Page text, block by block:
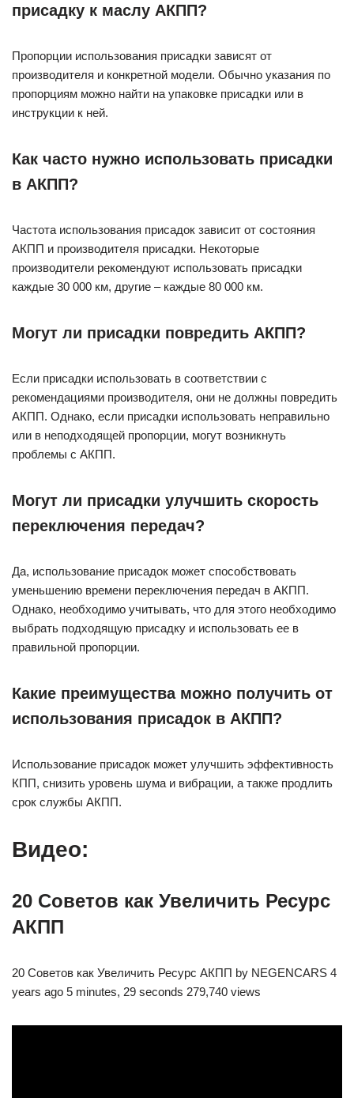
присадку к маслу АКПП?
Пропорции использования присадки зависят от
производителя и конкретной модели. Обычно указания по
пропорциям можно найти на упаковке присадки или в
инструкции к ней.
Как часто нужно использовать присадки
в АКПП?
Частота использования присадок зависит от состояния
АКПП и производителя присадки. Некоторые
производители рекомендуют использовать присадки
каждые 30 000 км, другие – каждые 80 000 км.
Могут ли присадки повредить АКПП?
Если присадки использовать в соответствии с
рекомендациями производителя, они не должны повредить
АКПП. Однако, если присадки использовать неправильно
или в неподходящей пропорции, могут возникнуть
проблемы с АКПП.
Могут ли присадки улучшить скорость
переключения передач?
Да, использование присадок может способствовать
уменьшению времени переключения передач в АКПП.
Однако, необходимо учитывать, что для этого необходимо
выбрать подходящую присадку и использовать ее в
правильной пропорции.
Какие преимущества можно получить от
использования присадок в АКПП?
Использование присадок может улучшить эффективность
КПП, снизить уровень шума и вибрации, а также продлить
срок службы АКПП.
Видео:
20 Советов как Увеличить Ресурс
АКПП
20 Советов как Увеличить Ресурс АКПП by NEGENCARS 4
years ago 5 minutes, 29 seconds 279,740 views